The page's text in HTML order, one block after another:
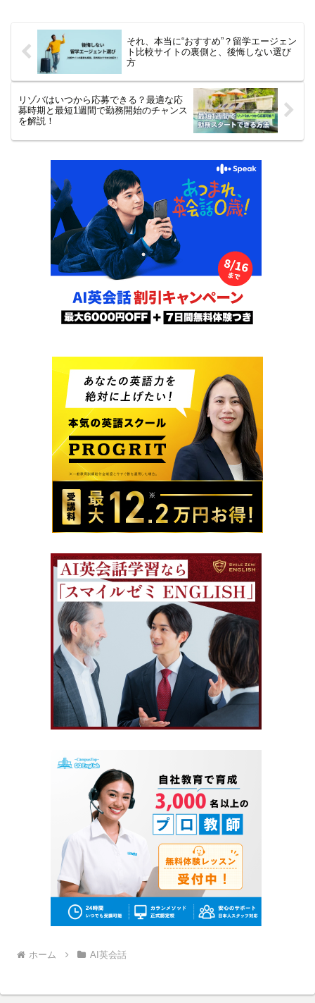
それ、本当に“おすすめ”？留学エージェン
ト比較サイトの裏側と、後悔しない選び
方
リゾバはいつから応募できる？最適な応
募時期と最短1週間で勤務開始のチャンス
を解説！
ホーム AI英会話